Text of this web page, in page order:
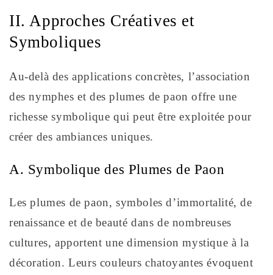
II. Approches Créatives et
Symboliques
Au-delà des applications concrètes, l’association
des nymphes et des plumes de paon offre une
richesse symbolique qui peut être exploitée pour
créer des ambiances uniques.
A. Symbolique des Plumes de Paon
Les plumes de paon, symboles d’immortalité, de
renaissance et de beauté dans de nombreuses
cultures, apportent une dimension mystique à la
décoration. Leurs couleurs chatoyantes évoquent